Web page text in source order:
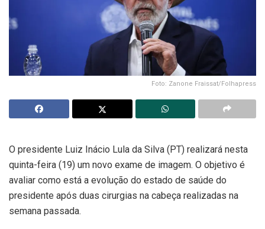
Foto: Zanone Fraissat/Folhapress
O presidente Luiz Inácio Lula da Silva (PT) realizará nesta
quinta-feira (19) um novo exame de imagem. O objetivo é
avaliar como está a evolução do estado de saúde do
presidente após duas cirurgias na cabeça realizadas na
semana passada.